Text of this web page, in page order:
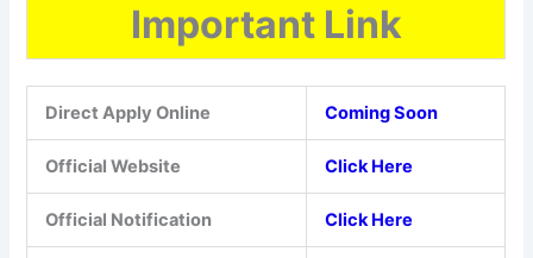
Important Link
Direct Apply Online Coming Soon
Official Website Click Here
Official Notification Click Here